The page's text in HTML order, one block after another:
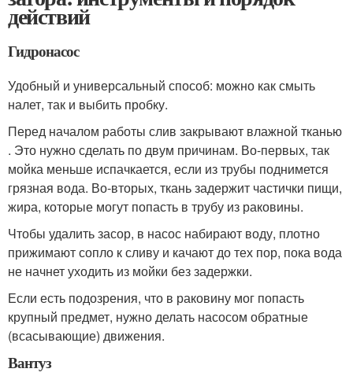
действий
Гидронасос
Удобный и универсальный способ: можно как смыть
налет, так и выбить пробку.
Перед началом работы слив закрывают влажной тканью
. Это нужно сделать по двум причинам. Во-первых, так
мойка меньше испачкается, если из трубы поднимется
грязная вода. Во-вторых, ткань задержит частички пищи,
жира, которые могут попасть в трубу из раковины.
Чтобы удалить засор, в насос набирают воду, плотно
прижимают сопло к сливу и качают до тех пор, пока вода
не начнет уходить из мойки без задержки.
Если есть подозрения, что в раковину мог попасть
крупный предмет, нужно делать насосом обратные
(всасывающие) движения.
Вантуз